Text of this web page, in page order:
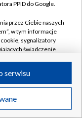
likwidacji
PPID do Google.
przez Ciebie naszych
w tym informacje
sygnalizatory
świadczenie
przez Ciebie
IP, identyfikatory
serwisu